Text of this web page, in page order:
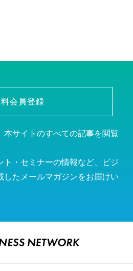
会員登録
本サイトのすべての記事を閲覧
ト・セミナーの情報など、ビジ
したメールマガジンをお届けい